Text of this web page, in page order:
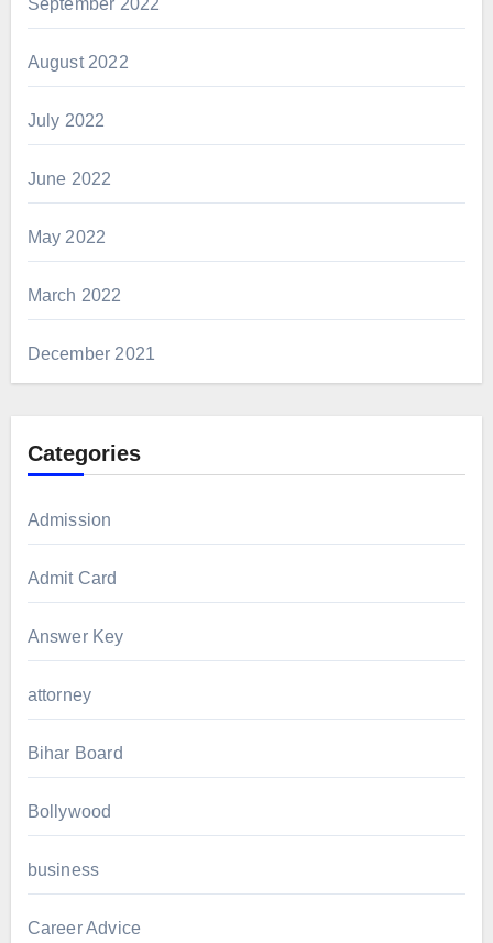
September 2022
August 2022
July 2022
June 2022
May 2022
March 2022
December 2021
Categories
Admission
Admit Card
Answer Key
attorney
Bihar Board
Bollywood
business
Career Advice